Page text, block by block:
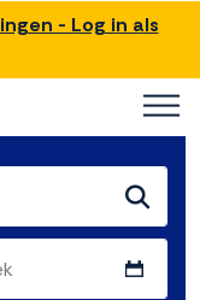
- Log in als